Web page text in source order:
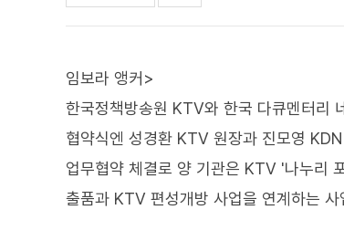
임보라 앵커>
한국정책방송원 KTV와 한국 다큐멘터리
협약식엔 성경환 KTV 원장과 진모영
업무협약 체결로 양 기관은 KTV '나누리
출품과 KTV 편성개방 사업을 연계하는